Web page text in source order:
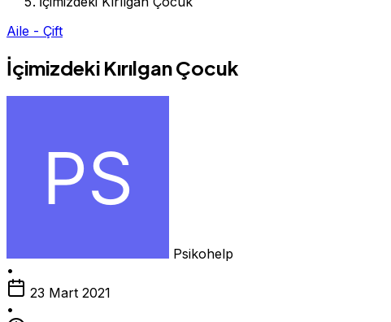
Aile - Çift
İçimizdeki Kırılgan Çocuk
Psikohelp
•
23 Mart 2021
•